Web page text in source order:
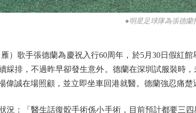
●明星足球隊為張德蘭
歌手張德蘭為慶祝入行60周年，於5月30日假紅館
綵排，不過昨早卻發生意外。德蘭在深圳試服裝時
偉誠在場照顧，並立即坐車回港就醫。德蘭強忍痛
：「醫生話復骹手術係小手術，目前預計都要三四